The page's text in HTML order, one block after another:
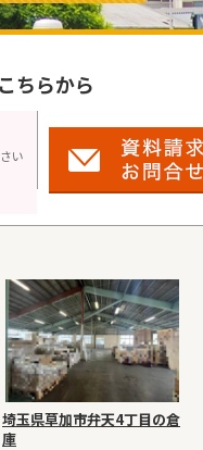
ちらから
い
こちらの物件を見た
お気に入り物件
埼玉県草加市弁天4丁目の倉
庫